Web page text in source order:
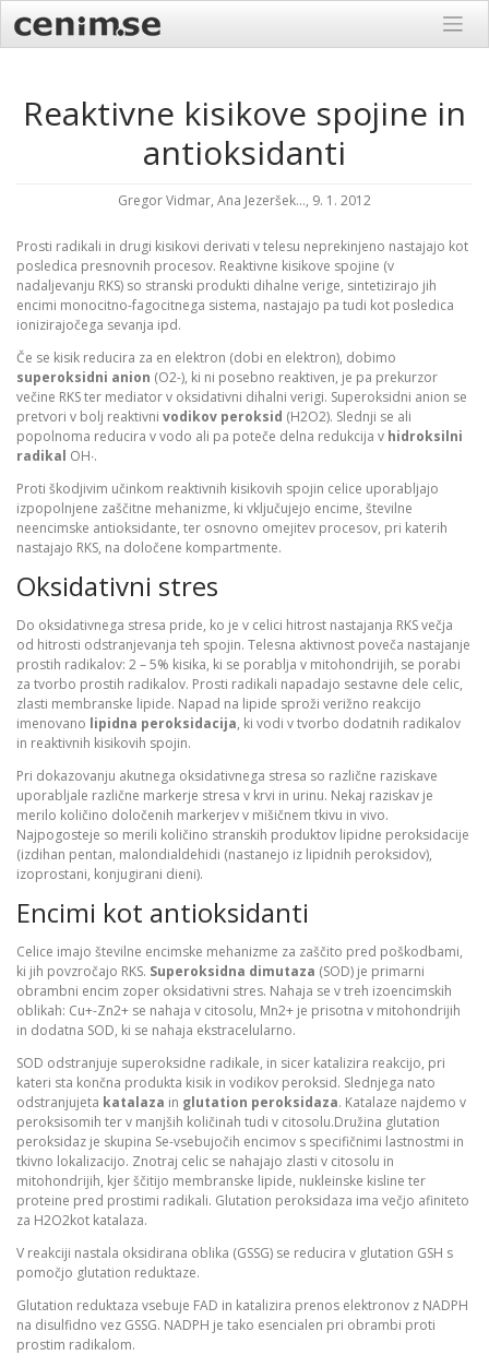
content
Reaktivne kisikove spojine in
antioksidanti
Gregor Vidmar, Ana Jezeršek..., 9. 1. 2012
Prosti radikali in drugi kisikovi derivati v telesu neprekinjeno nastajajo kot
posledica presnovnih procesov. Reaktivne kisikove spojine (v
nadaljevanju RKS) so stranski produkti dihalne verige, sintetizirajo jih
encimi monocitno-fagocitnega sistema, nastajajo pa tudi kot posledica
ionizirajočega sevanja ipd.
Če se kisik reducira za en elektron (dobi en elektron), dobimo
superoksidni anion (O2-), ki ni posebno reaktiven, je pa prekurzor
večine RKS ter mediator v oksidativni dihalni verigi. Superoksidni anion se
pretvori v bolj reaktivni vodikov peroksid (H2O2). Slednji se ali
popolnoma reducira v vodo ali pa poteče delna redukcija v hidroksilni
radikal OH∙.
Proti škodjivim učinkom reaktivnih kisikovih spojin celice uporabljajo
izpopolnjene zaščitne mehanizme, ki vključujejo encime, številne
neencimske antioksidante, ter osnovno omejitev procesov, pri katerih
nastajajo RKS, na določene kompartmente.
Oksidativni stres
Do oksidativnega stresa pride, ko je v celici hitrost nastajanja RKS večja
od hitrosti odstranjevanja teh spojin. Telesna aktivnost poveča nastajanje
prostih radikalov: 2 – 5% kisika, ki se porablja v mitohondrijih, se porabi
za tvorbo prostih radikalov. Prosti radikali napadajo sestavne dele celic,
zlasti membranske lipide. Napad na lipide sproži verižno reakcijo
imenovano lipidna peroksidacija, ki vodi v tvorbo dodatnih radikalov
in reaktivnih kisikovih spojin.
Pri dokazovanju akutnega oksidativnega stresa so različne raziskave
uporabljale različne markerje stresa v krvi in urinu. Nekaj raziskav je
merilo količino določenih markerjev v mišičnem tkivu in vivo.
Najpogosteje so merili količino stranskih produktov lipidne peroksidacije
(izdihan pentan, malondialdehidi (nastanejo iz lipidnih peroksidov),
izoprostani, konjugirani dieni).
Encimi kot antioksidanti
Celice imajo številne encimske mehanizme za zaščito pred poškodbami,
ki jih povzročajo RKS. Superoksidna dimutaza (SOD) je primarni
obrambni encim zoper oksidativni stres. Nahaja se v treh izoencimskih
oblikah: Cu+-Zn2+ se nahaja v citosolu, Mn2+ je prisotna v mitohondrijih
in dodatna SOD, ki se nahaja ekstracelularno.
SOD odstranjuje superoksidne radikale, in sicer katalizira reakcijo, pri
kateri sta končna produkta kisik in vodikov peroksid. Slednjega nato
odstranjujeta katalaza in glutation peroksidaza. Katalaze najdemo v
peroksisomih ter v manjših količinah tudi v citosolu.Družina glutation
peroksidaz je skupina Se-vsebujočih encimov s specifičnimi lastnostmi in
tkivno lokalizacijo. Znotraj celic se nahajajo zlasti v citosolu in
mitohondrijih, kjer ščitijo membranske lipide, nukleinske kisline ter
proteine pred prostimi radikali. Glutation peroksidaza ima večjo afiniteto
za H2O2kot katalaza.
V reakciji nastala oksidirana oblika (GSSG) se reducira v glutation GSH s
pomočjo glutation reduktaze.
Glutation reduktaza vsebuje FAD in katalizira prenos elektronov z NADPH
na disulfidno vez GSSG. NADPH je tako esencialen pri obrambi proti
prostim radikalom.